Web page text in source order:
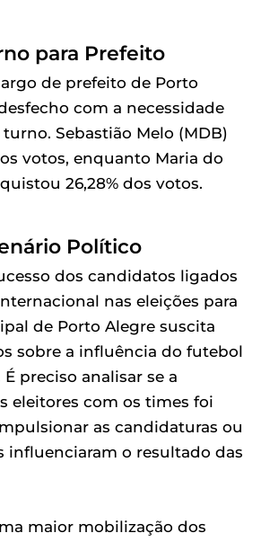
para Prefeito
de prefeito de Porto
com a necessidade
Sebastião Melo (MDB)
votos, enquanto Maria do
26,28% dos votos.
Político
dos candidatos ligados
nas eleições para
de Porto Alegre suscita
sobre a influência do futebol
preciso analisar se a
eleitores com os times foi
as candidaturas ou
influenciaram o resultado das
maior mobilização dos